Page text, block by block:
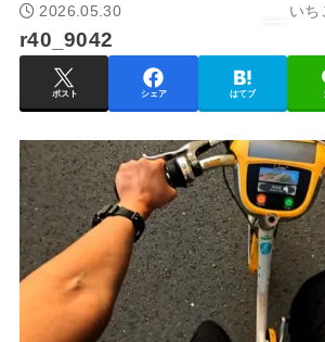
2026.05.30 いち
r40_9042
ポスト シェア はてブ